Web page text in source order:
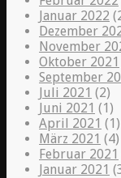
Januar 2022
Dezember
November
Oktober 2021
September
Juli 2021 (2)
Juni 2021 (1)
April 2021 (1)
März 2021 (4)
Februar 2021
Januar 2021